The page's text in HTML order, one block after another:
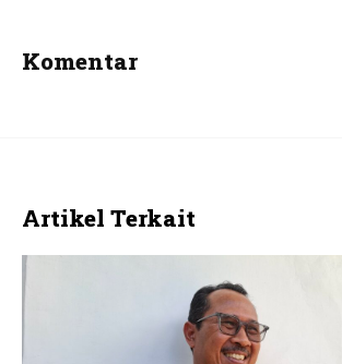
Komentar
Artikel Terkait